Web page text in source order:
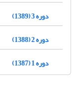
دوره 3 (1389)
دوره 2 (1388)
دوره 1 (1387)